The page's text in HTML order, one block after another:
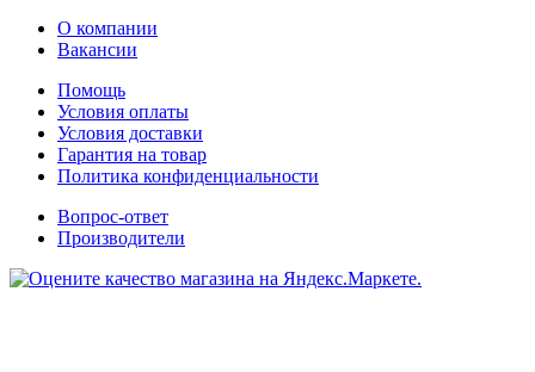
О компании
Вакансии
Помощь
Условия оплаты
Условия доставки
Гарантия на товар
Политика конфиденциальности
Вопрос-ответ
Производители